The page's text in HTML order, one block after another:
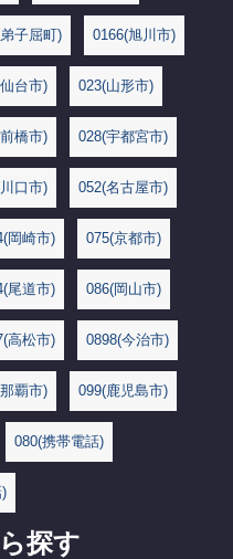
子屈町) 0166(旭川市)
台市) 023(山形市)
橋市) 028(宇都宮市)
口市) 052(名古屋市)
岡崎市) 075(京都市)
尾道市) 086(岡山市)
高松市) 0898(今治市)
覇市) 099(鹿児島市)
080(携帯電話)
探す